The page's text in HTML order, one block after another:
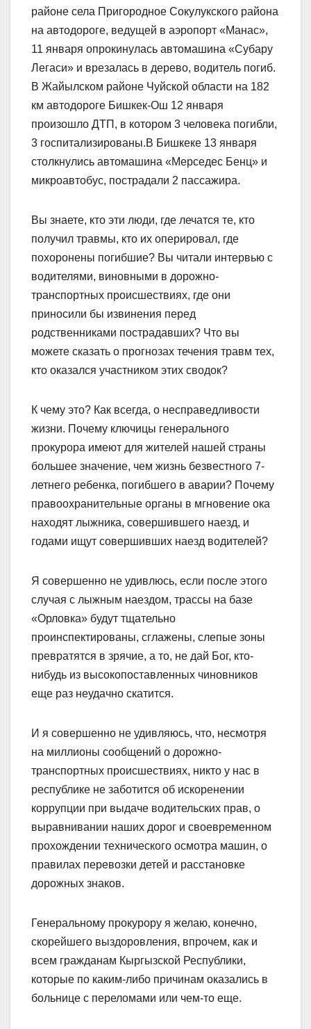
районе села Пригородное Сокулукского района
на автодороге, ведущей в аэропорт «Манас»,
11 января опрокинулась автомашина «Субару
Легаси» и врезалась в дерево, водитель погиб.
В Жайылском районе Чуйской области на 182
км автодороге Бишкек-Ош 12 января
произошло ДТП, в котором 3 человека погибли,
3 госпитализированы.В Бишкеке 13 января
столкнулись автомашина «Мерседес Бенц» и
микроавтобус, пострадали 2 пассажира.
Вы знаете, кто эти люди, где лечатся те, кто
получил травмы, кто их оперировал, где
похоронены погибшие? Вы читали интервью с
водителями, виновными в дорожно-
транспортных происшествиях, где они
приносили бы извинения перед
родственниками пострадавших? Что вы
можете сказать о прогнозах течения травм тех,
кто оказался участником этих сводок?
К чему это? Как всегда, о несправедливости
жизни. Почему ключицы генерального
прокурора имеют для жителей нашей страны
большее значение, чем жизнь безвестного 7-
летнего ребенка, погибшего в аварии? Почему
правоохранительные органы в мгновение ока
находят лыжника, совершившего наезд, и
годами ищут совершивших наезд водителей?
Я совершенно не удивлюсь, если после этого
случая с лыжным наездом, трассы на базе
«Орловка» будут тщательно
проинспектированы, сглажены, слепые зоны
превратятся в зрячие, а то, не дай Бог, кто-
нибудь из высокопоставленных чиновников
еще раз неудачно скатится.
И я совершенно не удивляюсь, что, несмотря
на миллионы сообщений о дорожно-
транспортных происшествиях, никто у нас в
республике не заботится об искоренении
коррупции при выдаче водительских прав, о
выравнивании наших дорог и своевременном
прохождении технического осмотра машин, о
правилах перевозки детей и расстановке
дорожных знаков.
Генеральному прокурору я желаю, конечно,
скорейшего выздоровления, впрочем, как и
всем гражданам Кыргызской Республики,
которые по каким-либо причинам оказались в
больнице с переломами или чем-то еще.